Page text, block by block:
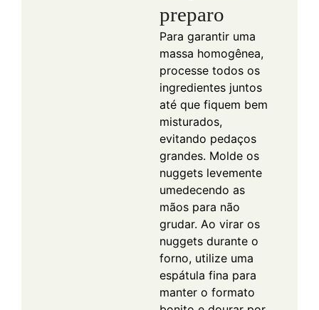
preparo
Para garantir uma
massa homogênea,
processe todos os
ingredientes juntos
até que fiquem bem
misturados,
evitando pedaços
grandes. Molde os
nuggets levemente
umedecendo as
mãos para não
grudar. Ao virar os
nuggets durante o
forno, utilize uma
espátula fina para
manter o formato